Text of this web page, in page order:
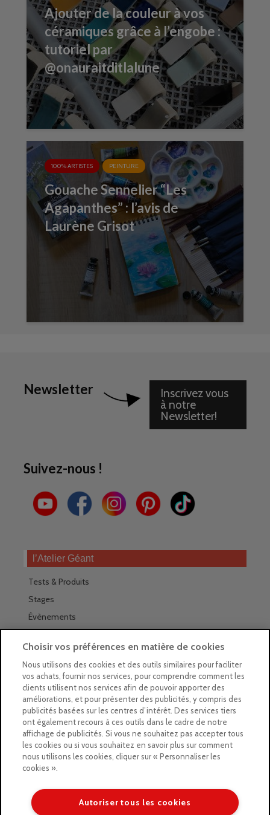
Ajouter de la couleur à vos
céramiques grâce à l’engobe :
tutoriel par
@onauraitditlalune
100% ARTISTES PEINTURE
Gouache Sennelier “Les
Agapanthes” : l’avis de
Laurène Grisot
Newsletter
Inscrivez vous
à notre
Newsletter!
Suivez-nous !
l’Atelier Géant
Tests & Produits
Stages
Évènements
Trouver nos magasins
La newsletter des magasins
Feuilleter le Guide
Gratuit : intégrer le Guide
Marques Beaux-Arts
Matériel pour l’aquarelle
Matériel pour l’acrylique
Matériel pour l’huile
Choisir vos préférences en matière de cookies
Nous utilisons des cookies et des outils similaires pour faciliter
vos achats, fournir nos services, pour comprendre comment les
clients utilisent nos services afin de pouvoir apporter des
améliorations, et pour présenter des publicités, y compris des
publicités basées sur les centres d’intérêt. Des services tiers
ont également recours à ces outils dans le cadre de notre
affichage de publicités. Si vous ne souhaitez pas accepter tous
les cookies ou si vous souhaitez en savoir plus sur comment
nous utilisons les cookies, cliquer sur « Personnaliser les
cookies ».
Autoriser tous les cookies